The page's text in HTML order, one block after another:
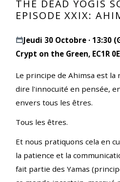
THE DEAD YOGIS
EPISODE XXIX:
Jeudi 30 Octobre · 13:30
Crypt on the Green, EC1R
Le principe de Ahimsa est la
dire l'innocuité en pensée,
envers tous les êtres.
Tous les êtres.
Et nous pratiquons cela en
la patience et la
fait partie des Yamas